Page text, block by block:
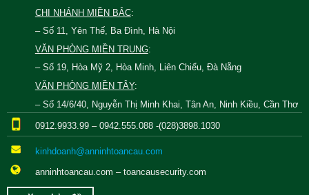
CHI NHÁNH MIỀN BẮC:
– Số 11, Yên Thế, Ba Đình, Hà Nội
VĂN PHÒNG MIỀN TRUNG:
– Số 19, Hòa Mỹ 2, Hòa Minh, Liên Chiểu, Đà Nẵng
VĂN PHÒNG MIỀN TÂY:
– Số 14/6/40, Nguyễn Thị Minh Khai, Tân An, Ninh Kiều, Cần Thơ
0912.9933.99 – 0942.555.088 -(028)3898.1030
kinhdoanh@anninhtoancau.com
anninhtoancau.com – toancausecurity.com